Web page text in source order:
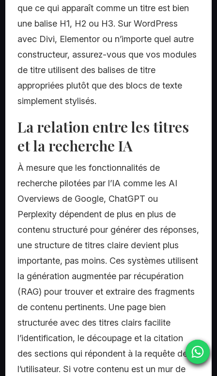
que ce qui apparaît comme un titre est bien
une balise H1, H2 ou H3. Sur WordPress
avec Divi, Elementor ou n’importe quel autre
constructeur, assurez-vous que vos modules
de titre utilisent des balises de titre
appropriées plutôt que des blocs de texte
simplement stylisés.
La relation entre les titres
et la recherche IA
À mesure que les fonctionnalités de
recherche pilotées par l’IA comme les AI
Overviews de Google, ChatGPT ou
Perplexity dépendent de plus en plus de
contenu structuré pour générer des réponses,
une structure de titres claire devient plus
importante, pas moins. Ces systèmes utilisent
la génération augmentée par récupération
(RAG) pour trouver et extraire des fragments
de contenu pertinents. Une page bien
structurée avec des titres clairs facilite
l’identification, le découpage et la citation
des sections qui répondent à la requête de
l’utilisateur. Si votre contenu est un mur de